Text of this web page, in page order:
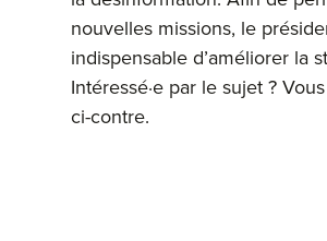
nouvelles missions, le
indispensable d’améliorer la
Intéressé·e par le sujet ?
ci-contre.